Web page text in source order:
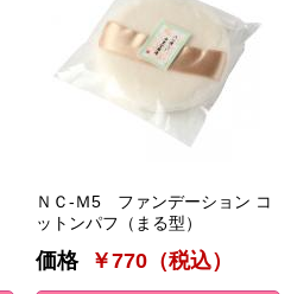
ＮＣ-Ｍ5 ファンデーション コ
ットンパフ（まる型）
価格 ￥770（税込）